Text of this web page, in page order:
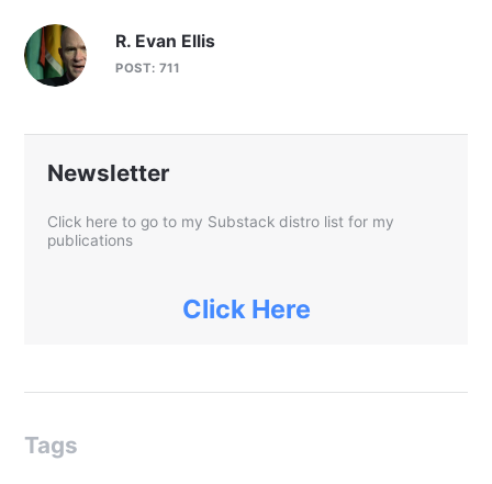
R. Evan Ellis
POST: 711
Newsletter
Click here to go to my Substack distro list for my
publications
Click Here
Tags